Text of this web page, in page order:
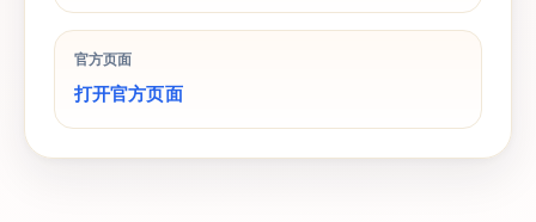
官方页面
打开官方页面